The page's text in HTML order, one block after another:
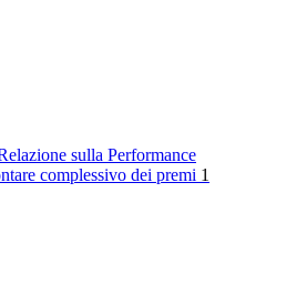
sulla Performance
complessivo dei premi 1